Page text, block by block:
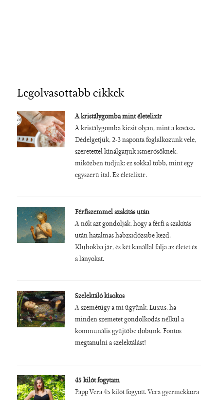
Legolvasottabb cikkek
A kristálygomba mint életelixír
A kristálygomba kicsit olyan, mint a kovász.
Dédelgetjük, 2-3 naponta foglalkozunk vele,
szeretettel kínálgatjuk ismerősöknek,
miközben tudjuk: ez sokkal több, mint egy
egyszerű ital. Ez életelixír.
Férfiszemmel szakítás után
A nők azt gondolják, hogy a férfi a szakítás
után hatalmas habzsidőzsibe kezd.
Klubokba jár, és két kanállal falja az életet és
a lányokat.
Szelektáló kisokos
A szemétügy a mi ügyünk. Luxus, ha
minden szemetet gondolkodás nélkül a
kommunális gyűjtőbe dobunk. Fontos
megtanulni a szelektálást!
45 kilót fogytam
Papp Vera 45 kilót fogyott. Vera gyermekkora